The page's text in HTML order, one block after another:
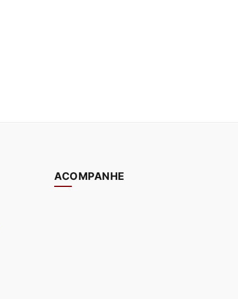
ACOMPANHE